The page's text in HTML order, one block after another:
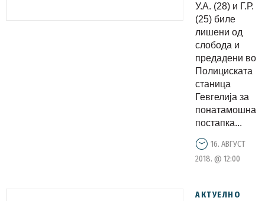
Интерпол
приведени
на ГП
У.А. (28) и Г.Р.
(25) биле
лишени од
слобода и
предадени во
Полициската
станица
Гевгелија за
понатамошна
постапка...
16. АВГУСТ
2018. @ 12:00
АКТУЕЛНО